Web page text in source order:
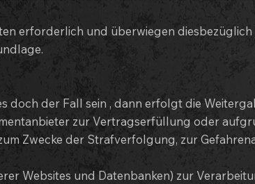
erforderlich und überwiegen
doch der Fall sein , dann erfolgt die
zur Vertragserfüllung oder
Zwecke der Strafverfolgung, zur
Websites und Datenbanken) zur